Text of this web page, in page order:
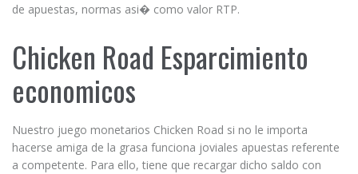
de apuestas, normas asi� como valor RTP.
Chicken Road Esparcimiento
economicos
Nuestro juego monetarios Chicken Road si no le importa
hacerse amiga de la grasa funciona joviales apuestas referente
a competente. Para ello, tiene que recargar dicho saldo con